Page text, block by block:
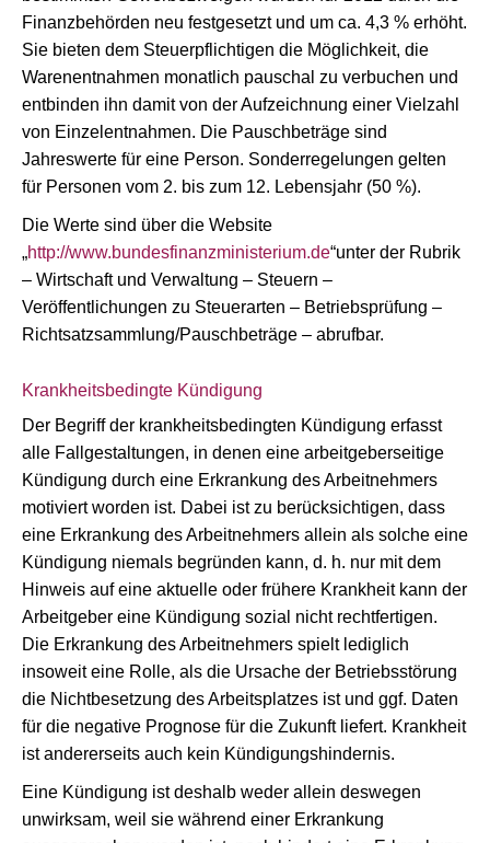
Finanzbehörden neu festgesetzt und um ca. 4,3 % erhöht.
Sie bieten dem Steuerpflichtigen die Möglichkeit, die
Warenentnahmen monatlich pauschal zu verbuchen und
entbinden ihn damit von der Aufzeichnung einer Vielzahl
von Einzelentnahmen. Die Pauschbeträge sind
Jahreswerte für eine Person. Sonderregelungen gelten
für Personen vom 2. bis zum 12. Lebensjahr (50 %).
Die Werte sind über die Website
„http://www.bundesfinanzministerium.de“unter der Rubrik
– Wirtschaft und Verwaltung – Steuern –
Veröffentlichungen zu Steuerarten – Betriebsprüfung –
Richtsatzsammlung/Pauschbeträge – abrufbar.
Krankheitsbedingte Kündigung
Der Begriff der krankheitsbedingten Kündigung erfasst
alle Fallgestaltungen, in denen eine arbeitgeberseitige
Kündigung durch eine Erkrankung des Arbeitnehmers
motiviert worden ist. Dabei ist zu berücksichtigen, dass
eine Erkrankung des Arbeitnehmers allein als solche eine
Kündigung niemals begründen kann, d. h. nur mit dem
Hinweis auf eine aktuelle oder frühere Krankheit kann der
Arbeitgeber eine Kündigung sozial nicht rechtfertigen.
Die Erkrankung des Arbeitnehmers spielt lediglich
insoweit eine Rolle, als die Ursache der Betriebsstörung
die Nichtbesetzung des Arbeitsplatzes ist und ggf. Daten
für die negative Prognose für die Zukunft liefert. Krankheit
ist andererseits auch kein Kündigungshindernis.
Eine Kündigung ist deshalb weder allein deswegen
unwirksam, weil sie während einer Erkrankung